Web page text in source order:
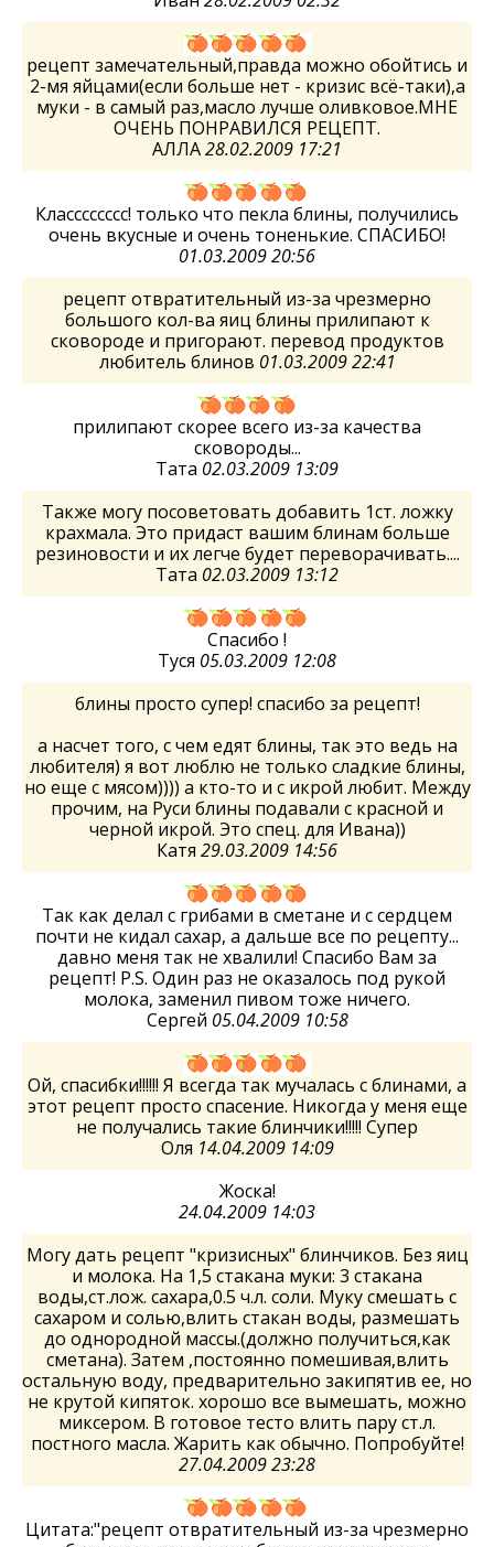
рецепт замечательный,правда можно обойтись и
2-мя яйцами(если больше нет - кризис всё-таки),а
муки - в самый раз,масло лучше оливковое.МНЕ
ОЧЕНЬ ПОНРАВИЛСЯ РЕЦЕПТ.
АЛЛА28.02.2009 17:21
Класссссссс! только что пекла блины, получились
очень вкусные и очень тоненькие. СПАСИБО!
01.03.2009 20:56
рецепт отвратительный из-за чрезмерно
большого кол-ва яиц блины прилипают к
сковороде и пригорают. перевод продуктов
любитель блинов 01.03.2009 22:41
прилипают скорее всего из-за качества
сковороды...
Тата 02.03.2009 13:09
Также могу посоветовать добавить 1ст. ложку
крахмала. Это придаст вашим блинам больше
резиновости и их легче будет переворачивать....
Тата 02.03.2009 13:12
Спасибо !
Туся 05.03.2009 12:08
блины просто супер! спасибо за рецепт!
а насчет того, с чем едят блины, так это ведь на
любителя) я вот люблю не только сладкие блины,
но еще с мясом)))) а кто-то и с икрой любит. Между
прочим, на Руси блины подавали с красной и
черной икрой. Это спец. для Ивана))
Катя 29.03.2009 14:56
Так как делал с грибами в сметане и с сердцем
почти не кидал сахар, а дальше все по рецепту...
давно меня так не хвалили! Спасибо Вам за
рецепт! P.S. Один раз не оказалось под рукой
молока, заменил пивом тоже ничего.
Сергей 05.04.2009 10:58
Ой, спасибки!!!!!! Я всегда так мучалась с блинами, а
этот рецепт просто спасение. Никогда у меня еще
не получались такие блинчики!!!!! Супер
Оля 14.04.2009 14:09
Жоска!
24.04.2009 14:03
Могу дать рецепт "кризисных" блинчиков. Без яиц
и молока. На 1,5 стакана муки: 3 стакана
воды,ст.лож. сахара,0.5 ч.л. соли. Муку смешать с
сахаром и солью,влить стакан воды, размешать
до однородной массы.(должно получиться,как
сметана). Затем ,постоянно помешивая,влить
остальную воду, предварительно закипятив ее, но
не крутой кипяток. хорошо все вымешать, можно
миксером. В готовое тесто влить пару ст.л.
постного масла. Жарить как обычно. Попробуйте!
27.04.2009 23:28
Цитата:"рецепт отвратительный из-за чрезмерно